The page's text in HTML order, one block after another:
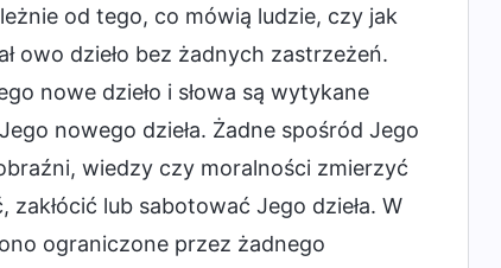
od tego, co mówią ludzie, czy jak
owo dzieło bez żadnych zastrzeżeń.
nowe dzieło i słowa są wytykane
nowego dzieła. Żadne spośród Jego
wiedzy czy moralności zmierzyć
lub sabotować Jego dzieła. W
ograniczone przez żadnego